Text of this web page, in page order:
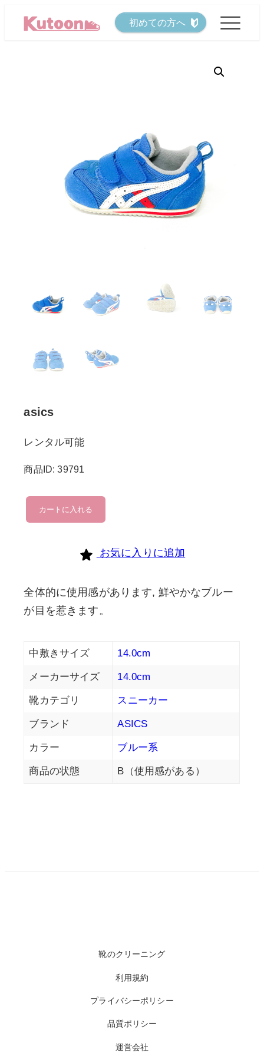
初めての方へ
asics
レンタル可能
商品ID: 39791
asics
個
カートに入れる
お気に入りに追加
全体的に使用感があります, 鮮やかなブルー
が目を惹きます。
中敷きサイズ 14.0cm
メーカーサイズ 14.0cm
靴カテゴリ スニーカー
ブランド ASICS
カラー ブルー系
商品の状態 B（使用感がある）
靴のクリーニング
利用規約
プライバシーポリシー
品質ポリシー
運営会社